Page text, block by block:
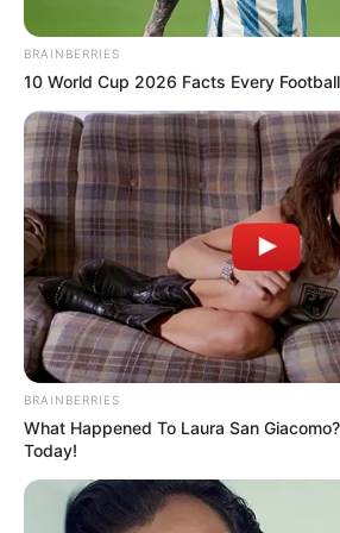
RCN
Indígenas en Antioquia marcharán
asesinato de sus compañeros
Por: Johanna Ramírez Gil
Noviembre 9, 2019
BRAINBERRIES
10 World Cup 2026 Facts Every
BRAINBERRIES
What Happened To Laura San
Today!